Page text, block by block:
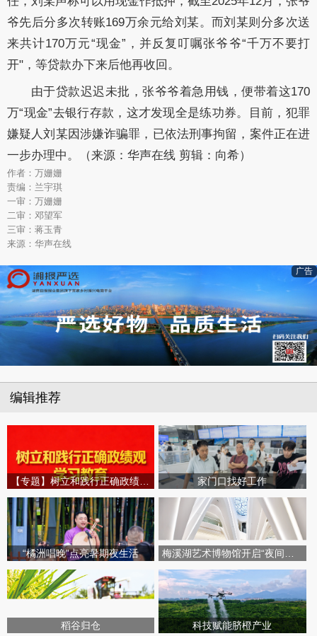
爷先后分多次转账169万余元给刘某。而刘某则分多次送
来共计170万元“现金”，并反复叮嘱张爷爷“千万不要打
开"，等贷款办下来后他再收回。
由于贷款迟迟未批，张爷爷着急用钱，便带着这170
万“现金”去银行存款，这才发现全是练功券。目前，犯罪
嫌疑人刘某因涉嫌诈骗罪，已依法刑事拘留，案件正在进
一步办理中。（来源：华声在线 剪辑：向希）
作者：万姗姗
责编：兰宇琪
一审：万姗姗
二审：邓望军
三审：蒋玉青
来源：华声在线
广告
编辑推荐
家门口找好工作
“橘洲唱晚”点亮暑期夜生活
稻谷归仓 科技赋能脐橙产业